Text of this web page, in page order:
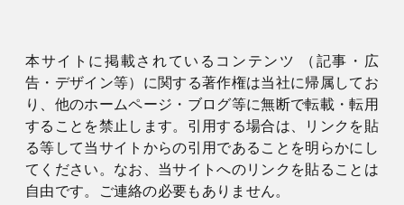
本サイトに掲載されているコンテンツ （記事・広
告・デザイン等）に関する著作権は当社に帰属してお
り、他のホームページ・ブログ等に無断で転載・転用
することを禁止します。引用する場合は、リンクを貼
る等して当サイトからの引用であることを明らかにし
てください。なお、当サイトへのリンクを貼ることは
自由です。ご連絡の必要もありません。